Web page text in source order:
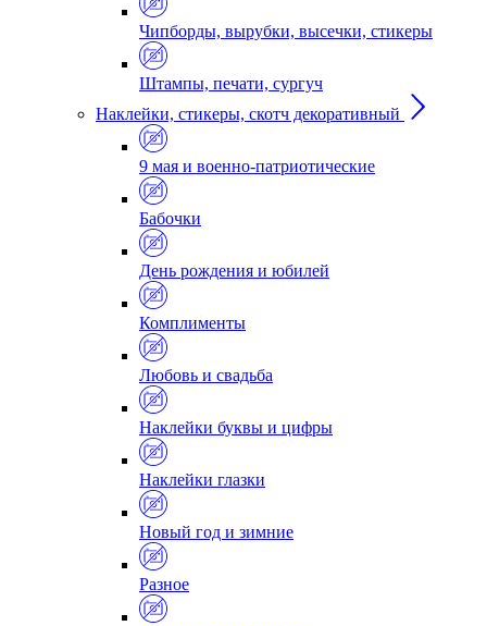
Чипборды, вырубки, высечки, стикеры
Штампы, печати, сургуч
Наклейки, стикеры, скотч декоративный
9 мая и военно-патриотические
Бабочки
День рождения и юбилей
Комплименты
Любовь и свадьба
Наклейки буквы и цифры
Наклейки глазки
Новый год и зимние
Разное